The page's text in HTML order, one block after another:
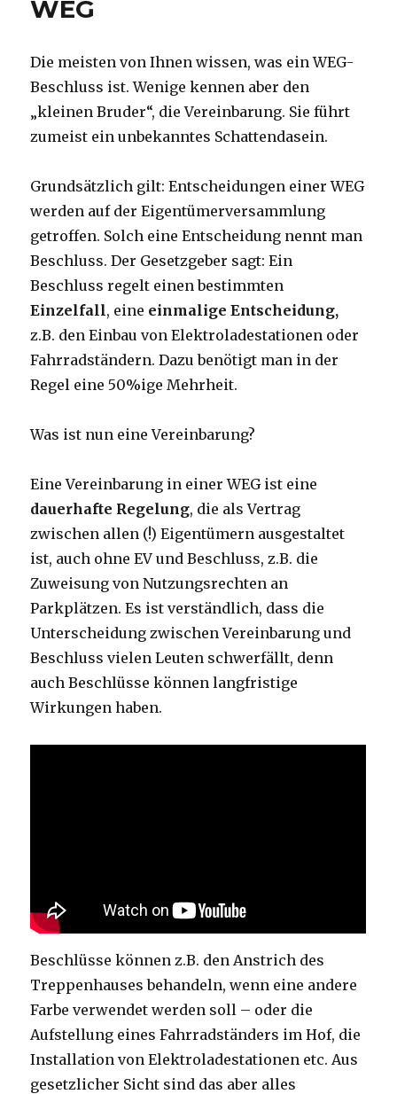
WEG
Die meisten von Ihnen wissen, was ein WEG-
Beschluss ist. Wenige kennen aber den
„kleinen Bruder“, die Vereinbarung. Sie führt
zumeist ein unbekanntes Schattendasein.
Grundsätzlich gilt: Entscheidungen einer WEG
werden auf der Eigentümerversammlung
getroffen. Solch eine Entscheidung nennt man
Beschluss. Der Gesetzgeber sagt: Ein
Beschluss regelt einen bestimmten
Einzelfall, eine einmalige Entscheidung,
z.B. den Einbau von Elektroladestationen oder
Fahrradständern. Dazu benötigt man in der
Regel eine 50%ige Mehrheit.
Was ist nun eine Vereinbarung?
Eine Vereinbarung in einer WEG ist eine
dauerhafte Regelung, die als Vertrag
zwischen allen (!) Eigentümern ausgestaltet
ist, auch ohne EV und Beschluss, z.B. die
Zuweisung von Nutzungsrechten an
Parkplätzen. Es ist verständlich, dass die
Unterscheidung zwischen Vereinbarung und
Beschluss vielen Leuten schwerfällt, denn
auch Beschlüsse können langfristige
Wirkungen haben.
Beschlüsse können z.B. den Anstrich des
Treppenhauses behandeln, wenn eine andere
Farbe verwendet werden soll – oder die
Aufstellung eines Fahrradständers im Hof, die
Installation von Elektroladestationen etc. Aus
gesetzlicher Sicht sind das aber alles